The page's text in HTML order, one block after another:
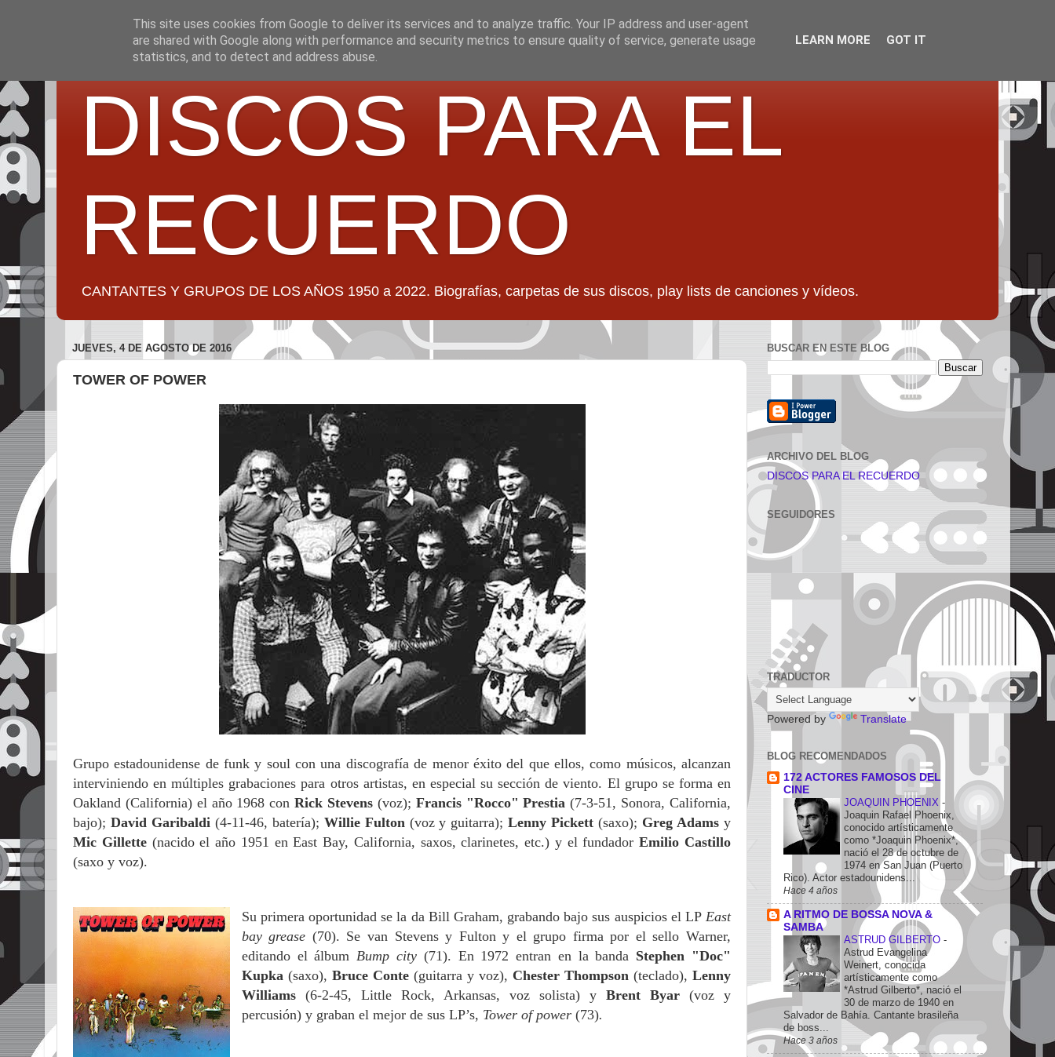
DISCOS PARA EL
RECUERDO
CANTANTES Y GRUPOS DE LOS AÑOS 1950 a 2022. Biografías, carpetas de sus discos, play lists de canciones y vídeos.
JUEVES, 4 DE AGOSTO DE 2016
TOWER OF POWER
Grupo estadounidense de funk y soul con una discografía de menor éxito del que ellos, como músicos, alcanzan
interviniendo en múltiples grabaciones para otros artistas, en especial su sección de viento. El grupo se forma en
Oakland (California) el año 1968 conRick Stevens (voz); Francis "Rocco" Prestia (7-3-51, Sonora, California,
bajo); David Garibaldi (4-11-46, batería); Willie Fulton(voz y guitarra);Lenny Pickett (saxo); Greg Adams y
Mic Gillette(nacido el año 1951 en East Bay, California, saxos, clarinetes, etc.) y el fundadorEmilio Castillo
(saxo y voz).
Su primera oportunidad se la da Bill Graham, grabando bajo sus auspicios el LPEast
bay grease (70). Se van Stevens y Fulton y el grupo firma por el sello Warner,
editando el álbumBump city(71). En 1972 entran en la banda Stephen "Doc"
Kupka(saxo), Bruce Conte(guitarra y voz), Chester Thompson(teclado), Lenny
Williams (6-2-45, Little Rock, Arkansas, voz solista) yBrent Byar (voz y
percusión) y graban el mejor de sus LP’s, Tower ofpower (73).
BUSCAR EN ESTE BLOG
ARCHIVO DEL BLOG
DISCOS PARA EL RECUERDO
SEGUIDORES
TRADUCTOR
Powered by Translate
BLOG RECOMENDADOS
172 ACTORES FAMOSOS DEL
CINE
JOAQUIN PHOENIX -
Joaquin Rafael Phoenix,
conocido artísticamente
como *Joaquin Phoenix*,
nació el 28 de octubre de
1974 en San Juan (Puerto
Rico). Actor estadounidens...
Hace 4 años
A RITMO DE BOSSA NOVA &
SAMBA
ASTRUD GILBERTO -
Astrud Evangelina
Weinert, conocida
artísticamente como
*Astrud Gilberto*, nació el
30 de marzo de 1940 en
Salvador de Bahía. Cantante brasileña
de boss...
Hace 3 años
This site uses cookies from Google to deliver its services and to analyze traffic. Your IP address and user-agent
are shared with Google along with performance and security metrics to ensure quality of service, generate usage
statistics, and to detect and address abuse.
LEARN MORE GOT IT